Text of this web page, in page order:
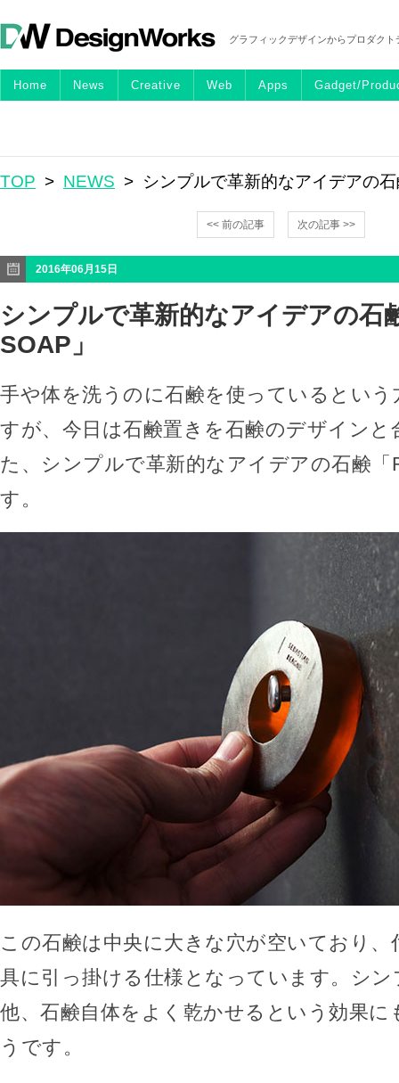
グラフィックデザインからプロダク
Home News Creative Web Apps Gadget/
TOP > NEWS > シンプルで革新的なアイデアの
<< 前の記事 次の記事 >>
2016年06月15日
シンプルで革新的なアイデアの石
SOAP」
手や体を洗うのに石鹸を使っているとい
すが、今日は石鹸置きを石鹸のデザインと
た、シンプルで革新的なアイデアの石鹸「
す。
この石鹸は中央に大きな穴が空いており、
具に引っ掛ける仕様となっています。シ
他、石鹸自体をよく乾かせるという効果に
うです。